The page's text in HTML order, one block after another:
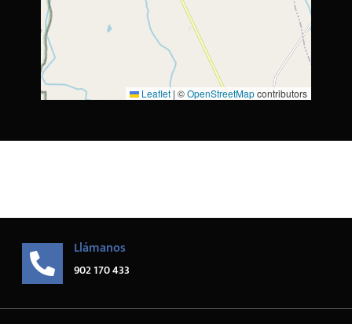
Leaflet | ©OpenStreetMapcontributors
Llámanos
902 170 433